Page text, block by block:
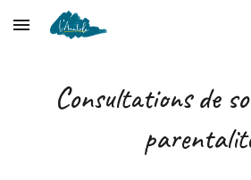
Skip to main content
Consultations de